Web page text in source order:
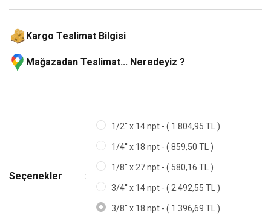
Kargo Teslimat Bilgisi
Mağazadan Teslimat... Neredeyiz ?
Seçenekler
1/2'' x 14 npt - ( 1.804,95 TL )
1/4'' x 18 npt - ( 859,50 TL )
1/8'' x 27 npt - ( 580,16 TL )
3/4'' x 14 npt - ( 2.492,55 TL )
3/8'' x 18 npt - ( 1.396,69 TL )